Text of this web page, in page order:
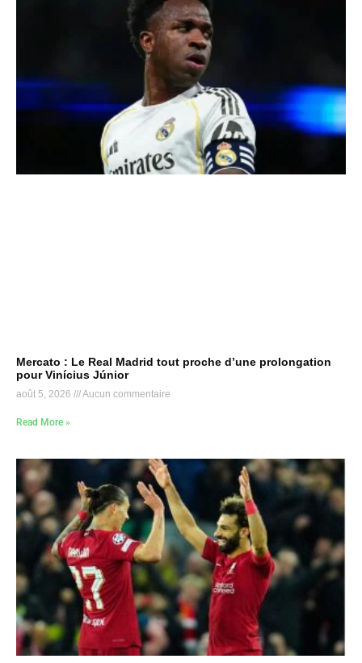
Mercato : Le Real Madrid tout proche d’une prolongation
pour Vinícius Júnior
août 5, 2026 Aucun commentaire
Read More »